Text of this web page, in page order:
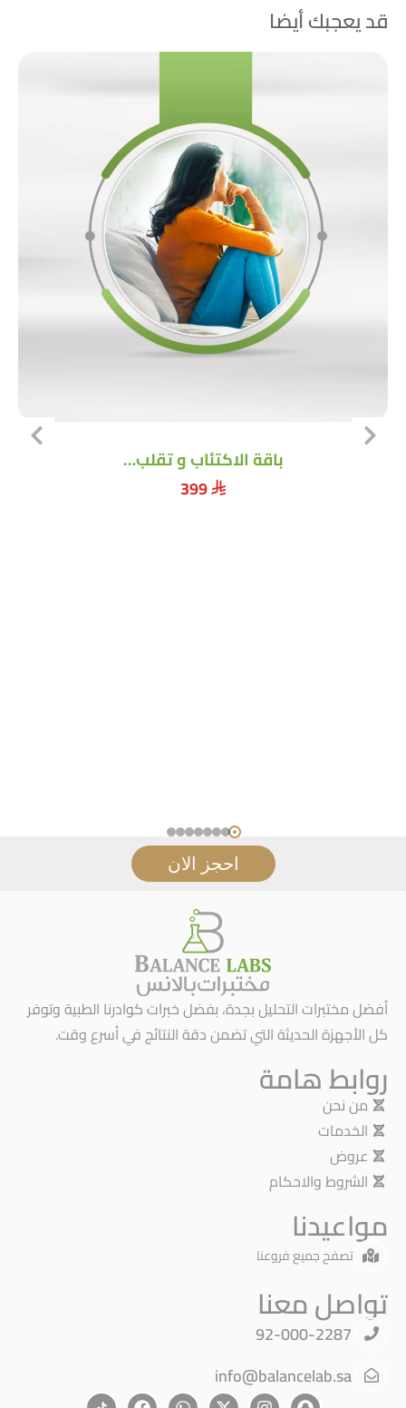
قد يعجبك أيضا
باقة الاكتئاب و تقلب…
⃁
احجز الان
أفضل مختبرات التحليل بجدة، بفضل خبرات كوادرنا الطبية وتوفر
كل الأجهزة الحديثة التي تضمن دقة النتائج في أسرع وقت.
روابط هامة
من نحن
الخدمات
عروض
الشروط والاحكام
مواعيدنا
تصفح جميع فروعنا
تواصل معنا
info@balancelab.sa